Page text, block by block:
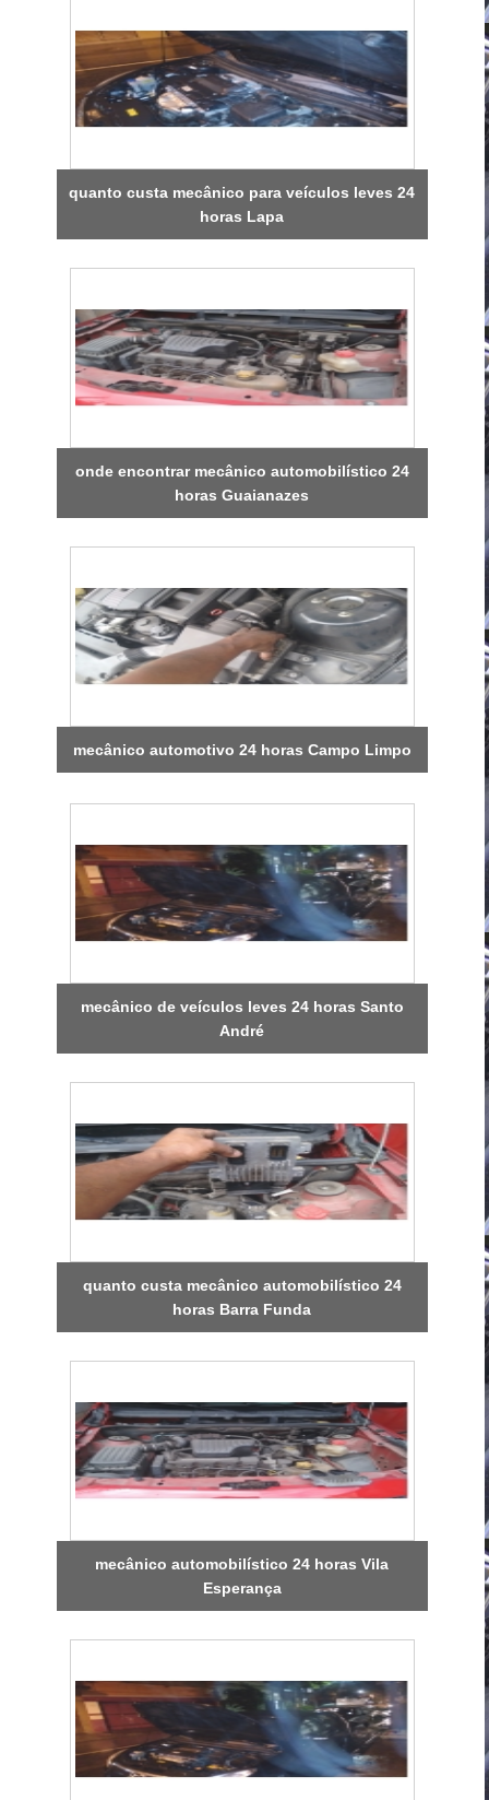
quanto custa mecânico para veículos leves 24
horas Lapa
onde encontrar mecânico automobilístico 24
horas Guaianazes
mecânico automotivo 24 horas Campo Limpo
mecânico de veículos leves 24 horas Santo
André
quanto custa mecânico automobilístico 24
horas Barra Funda
mecânico automobilístico 24 horas Vila
Esperança